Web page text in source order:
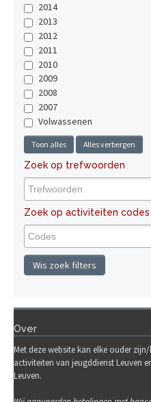
2014
2013
2012
2011
2010
2009
2008
2007
Volwassenen
Toon alles Alles verbergen
Zoek op trefwoorden
Zoek op activiteiten codes
Wis zoek filters
Over
Met deze website kan elke ouder
activiteiten van jeugddienst Leuven
Leuven.